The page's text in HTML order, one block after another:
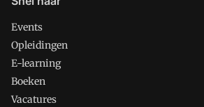
Events
Opleidingen
E-learning
Boeken
Vacatures